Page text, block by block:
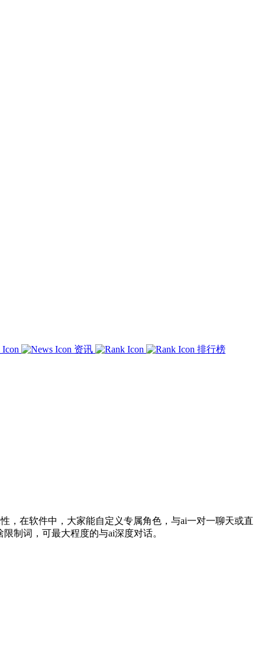
资讯
排行榜
，在软件中，大家能自定义专属角色，与ai一对一聊天或直
制词，可最大程度的与ai深度对话。